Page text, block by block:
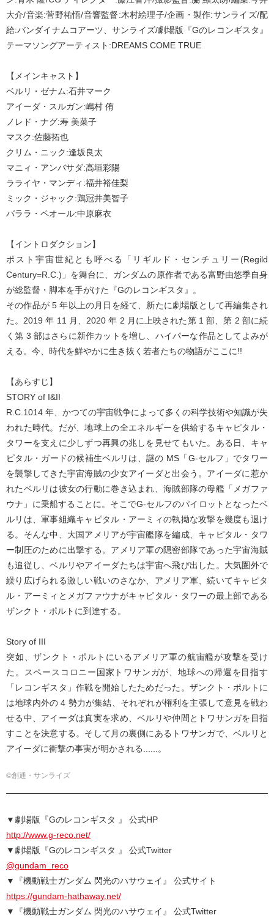
大介/音楽:菅野祐悟/音響監督:木村絵理子/企画・製作:サンライズ/配
給:バンダイナムコアーツ、サンライズ/劇場版『Gのレコンギスタ』
テーマソングアーティスト:DREAMS COME TRUE
【メインキャスト】
ベルリ・ゼナム:石井マーク
アイーダ・スルガン:嶋村 侑
ノレド・ナグ:寿 美菜子
マスク:佐藤拓也
クリム・ニック:逢坂良太
マニィ・アンバサダ:高垣彩陽
ラライヤ・マンディ:福井裕佳梨
ミック・ジャック:鶏冠井美智子
バララ・ペオール:中原麻衣
【イントロダクション】
ポスト宇宙世紀とも呼べる「リギルド・センチュリー(Regild
Century=R.C.)」を舞台に、ガンダムの原作者である富野由悠季自身
が総監督・脚本を手がけた『Gのレコンギスタ』。
その作品が 5 年以上の月日を経て、新たに劇場版として再編集され
た。2019 年 11 月、2020 年 2 月に上映された第 1 部、第 2 部に続
く第 3 部はさらに新作カットを増し、ハイパーな作品としてよみが
える。今、時代を鮮やかに生き抜く若者たちの物語がここに!!
【あらすじ】
STORY of I&II
R.C.1014 年、かつての宇宙戦争によって多くの科学技術や知識が失
われた時代。だが、地球上の全エネルギーを供給するキャピタル・
タワーを支えに少しずつ再興の兆しを見せてもいた。ある日、キャ
ピタル・ガードの候補生ベルリは、謎の MS「G-セルフ」でタワー
を襲撃してきた宇宙海賊の少女アイーダと出会う。アイーダに惹か
れたベルリは彼女の行動に巻き込まれ、海賊部隊の母艦「メガファ
ウナ」に乗船することに。そこでG-セルフのパイロットとなったベ
ルリは、軍事組織キャピタル・アーミィの執拗な攻撃を幾度も退け
る。そんな中、大国アメリアが宇宙艦隊を編成、キャピタル・タワ
ー制圧のために出撃する。アメリア軍の隠密部隊であった宇宙海賊
も追従し、ベルリやアイーダたちは宇宙へ飛び出した。大気圏外で
繰り広げられる激しい戦いのさなか、アメリア軍、続いてキャピタ
ル・アーミィとメガファウナがキャピタル・タワーの最上部である
ザンクト・ポルトに到達する。
Story of III
突如、ザンクト・ポルトにいるアメリア軍の航宙艦が攻撃を受け
た。スペースコロニー国家トワサンガが、地球への帰還を目指す
「レコンギスタ」作戦を開始したためだった。ザンクト・ポルトに
は地球内外の 4 勢力が集結、それぞれが権利を主張して意見を戦わ
せる中、アイーダは真実を求め、ベルリや仲間とトワサンガを目指
すことを決意する。そして月の裏側にあるトワサンガで、ベルリと
アイーダに衝撃の事実が明かされる......。
©創通・サンライズ
▼劇場版『Gのレコンギスタ 』 公式HP
http://www.g-reco.net/
▼劇場版『Gのレコンギスタ 』 公式Twitter
@gundam_reco
▼『機動戦士ガンダム 閃光のハサウェイ』 公式サイト
https://gundam-hathaway.net/
▼『機動戦士ガンダム 閃光のハサウェイ』 公式Twitter